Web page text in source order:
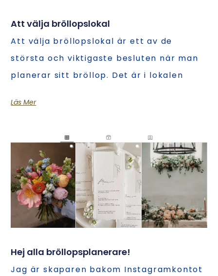
Att välja bröllopslokal
Att välja bröllopslokal är ett av de
största och viktigaste besluten när man
planerar sitt bröllop. Det är i lokalen
Läs Mer
Hej alla bröllopsplanerare!
Jag är skaparen bakom Instagramkontot